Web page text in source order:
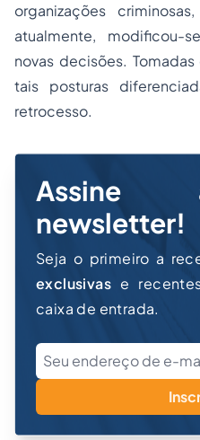
organizações
atualmente, modificou-
novas decisões.
tais posturas
retrocesso.
Assine
newsletter!
Seja o primeiro a
exclusivas e
caixa de entrada.